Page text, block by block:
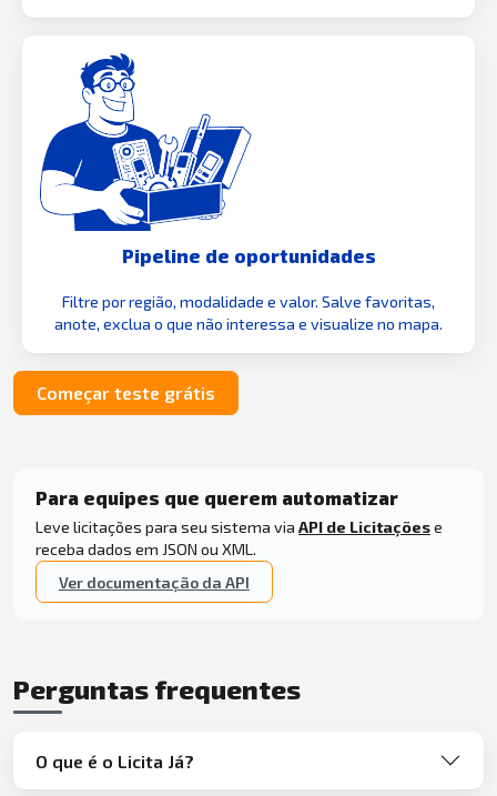
Pipeline de oportunidades
Filtre por região, modalidade e valor. Salve favoritas,
anote, exclua o que não interessa e visualize no mapa.
Começar teste grátis
Para equipes que querem automatizar
Leve licitações para seu sistema via API de Licitaçõese
receba dados em JSON ou XML.
Ver documentação da API
Perguntas frequentes
O que é o Licita Já?